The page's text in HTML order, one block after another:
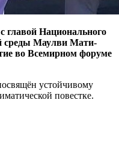
главой Национального
среды Маулви Мати-
во Всемирном форуме
устойчивому
повестке.